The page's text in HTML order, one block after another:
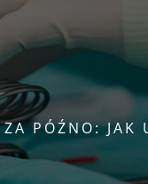
PÓŹNO: JAK